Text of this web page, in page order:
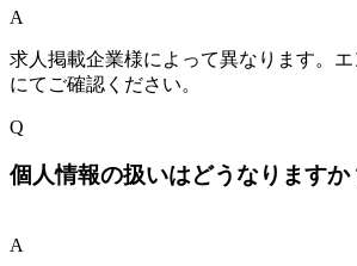
A
求人掲載企業様によって異なります。
にてご確認ください。
Q
個人情報の扱いはどうなりますか
A